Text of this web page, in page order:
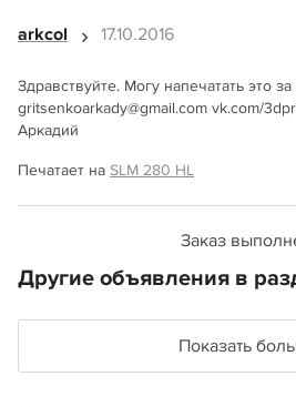
arkcol 17.10.2016
Здравствуйте. Могу напечатать это
gritsenkoarkady@gmail.com vk.com/
Аркадий
Печатает на SLM 280 HL
Заказ
Другие объявления в
Показать